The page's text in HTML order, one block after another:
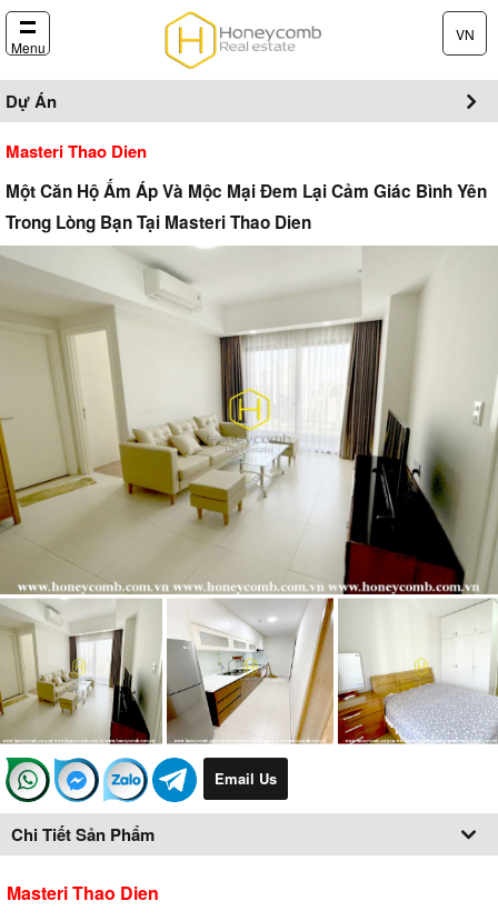
Menu
VN
Dự Án
Masteri Thao Dien
Một Căn Hộ Ấm Áp Và Mộc Mại Đem Lại Cảm Giác Bình Yên
Trong Lòng Bạn Tại Masteri Thao Dien
Email Us
Chi Tiết Sản Phẩm
Masteri Thao Dien